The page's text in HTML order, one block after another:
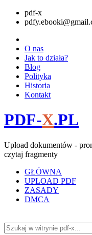
pdf-x
O nas
Jak to działa?
Blog
Polityka
Historia
Kontakt
PDF-X.PL
Upload dokumentów -
czytaj fragmenty
GŁÓWNA
UPLOAD PDF
ZASADY
DMCA